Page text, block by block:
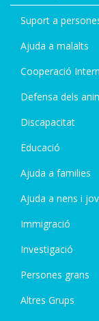
Suport a
Ajuda a malalts
Cooperació
Defensa dels
Discapacitat
Educació
Ajuda a families
Ajuda a nens i
Immigració
Investigació
Persones grans
Altres Grups